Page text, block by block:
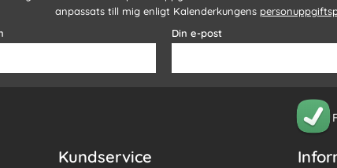
anpassats till mig enligt Kalenderkungens
Din e-post
Kundservice